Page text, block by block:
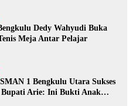
Dedy Wahyudi Buka
Meja Antar Pelajar
1 Bengkulu Utara Sukses
Bupati Arie: Ini Bukti Anak